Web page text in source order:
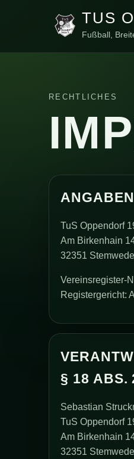
TUS
Fußball,
RECHTLICHES
ANGABEN
TuS Oppendorf
Am Birkenhain
32351 Stemwede
Vereinsregister-
Registergericht:
§ 18 ABS.
Sebastian
TuS Oppendorf
Am Birkenhain
32351 Stemwede